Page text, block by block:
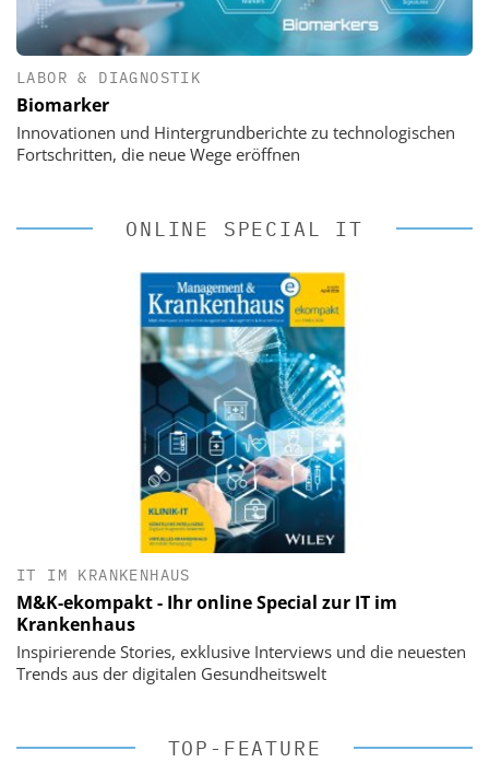
LABOR & DIAGNOSTIK
Biomarker
Innovationen und Hintergrundberichte zu technologischen
Fortschritten, die neue Wege eröffnen
ONLINE SPECIAL IT
IT IM KRANKENHAUS
M&K-ekompakt - Ihr online Special zur IT im
Krankenhaus
Inspirierende Stories, exklusive Interviews und die neuesten
Trends aus der digitalen Gesundheitswelt
TOP-FEATURE